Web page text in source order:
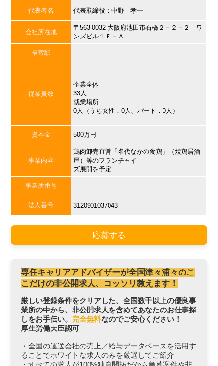
代表者名 代表取締役：中野 孝一
会社所在地
〒563-0032 大阪府池田市石橋２－２－２ ワ
ンズビル１Ｆ－Ａ
最寄駅
従業員数
企業全体
33人
就業場所
0人（うち女性：0人、パート：0人）
資本金 500万円
事業内容
鶏肉卸売直営「名代なかの食鶏」（焼鶏居酒
屋）等のフランチャイ
ズ展開を予定
事業所番号
法人番号 3120901037043
応募する
専任キャリアアドバイザーが全国津々浦々のこ
こだけの非公開求人、コッソリ教えます！
厳しい登録条件をクリアした、全国数千以上の優良事
業所の中から、非公開求人を含めてあなたのお仕事探
しをお手伝い。 完全無料なのでご安心ください！
厚生労働大臣認可
・全国の運送会社の売上／給与データベースを活用す
ることでホワイトな求人のみを厳選してご紹介